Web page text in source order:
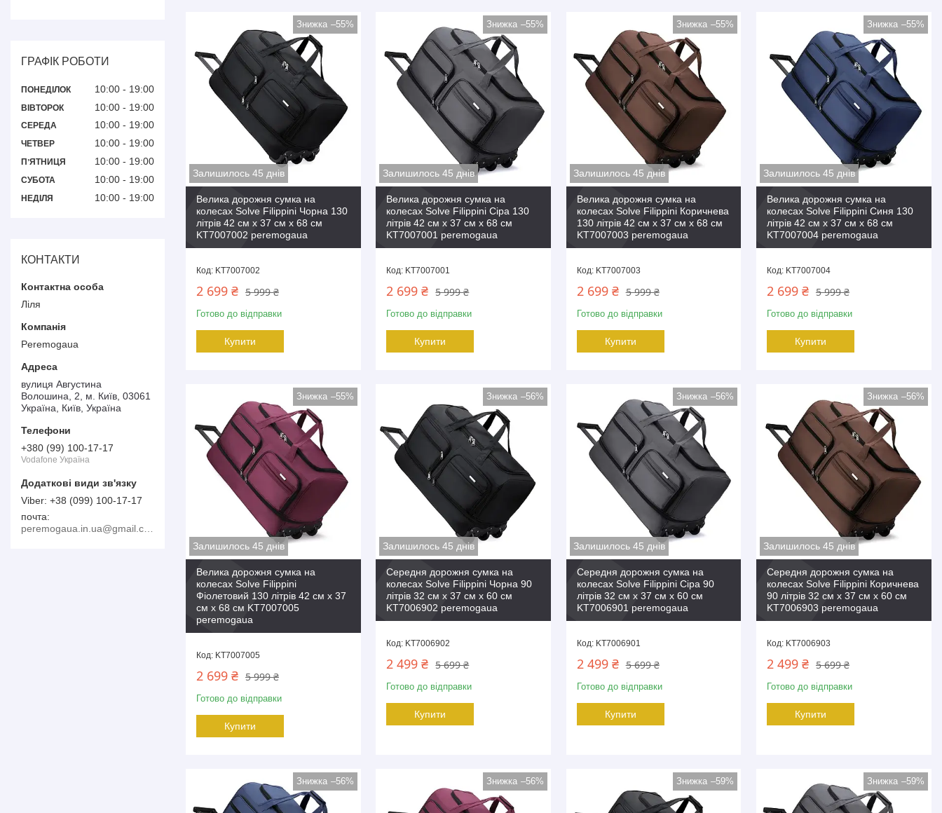
–55%
Залишилось 45 днів
Велика дорожня сумка на
колесах Solve Filippini Чорна 130
літрів 42 см x 37 см x 68 см
KT7007002 peremogaua
KT7007002
5 999 ₴
2 699 ₴
Готово до відправки
Купити
–55%
Залишилось 45 днів
Велика дорожня сумка на
колесах Solve Filippini Сіра 130
літрів 42 см x 37 см x 68 см
KT7007001 peremogaua
KT7007001
5 999 ₴
2 699 ₴
Готово до відправки
Купити
–55%
Залишилось 45 днів
Велика дорожня сумка на
колесах Solve Filippini Коричнева
130 літрів 42 см x 37 см x 68 см
KT7007003 peremogaua
KT7007003
5 999 ₴
2 699 ₴
Готово до відправки
Купити
–55%
Залишилось 45 днів
Велика дорожня сумка на
колесах Solve Filippini Синя 130
літрів 42 см x 37 см x 68 см
KT7007004 peremogaua
KT7007004
5 999 ₴
2 699 ₴
Готово до відправки
Купити
–55%
Залишилось 45 днів
Велика дорожня сумка на
колесах Solve Filippini
Фіолетовий 130 літрів 42 см x 37
см x 68 см KT7007005
peremogaua
KT7007005
5 999 ₴
2 699 ₴
Готово до відправки
Купити
–56%
Залишилось 45 днів
Середня дорожня сумка на
колесах Solve Filippini Чорна 90
літрів 32 см x 37 см x 60 см
KT7006902 peremogaua
KT7006902
5 699 ₴
2 499 ₴
Готово до відправки
Купити
–56%
Залишилось 45 днів
Середня дорожня сумка на
колесах Solve Filippini Сіра 90
літрів 32 см x 37 см x 60 см
KT7006901 peremogaua
KT7006901
5 699 ₴
2 499 ₴
Готово до відправки
Купити
–56%
Залишилось 45 днів
Середня дорожня сумка на
колесах Solve Filippini Коричнева
90 літрів 32 см x 37 см x 60 см
KT7006903 peremogaua
KT7006903
5 699 ₴
2 499 ₴
Готово до відправки
Купити
–56% –56% –59% –59%
ГРАФІК РОБОТИ
ПОНЕДІЛОК 10:00 19:00
ВІВТОРОК 10:00 19:00
СЕРЕДА 10:00 19:00
ЧЕТВЕР 10:00 19:00
ПʼЯТНИЦЯ 10:00 19:00
СУБОТА 10:00 19:00
НЕДІЛЯ 10:00 19:00
КОНТАКТИ
Ліля
Peremogaua
вулиця Августина
Волошина, 2, м. Київ, 03061
Україна, Київ, Україна
+380 (99) 100-17-17
Vodafone Україна
+38 (099) 100-17-17
почта